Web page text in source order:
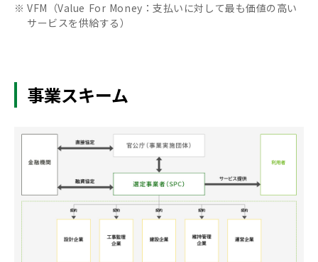
VFM（Value For Money：支払いに対して最も価値の高い
サービスを供給する）
事業スキーム